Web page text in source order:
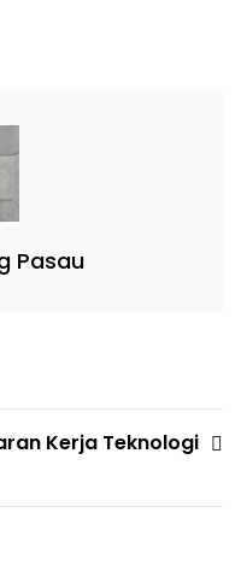
Pasau
Kerja Teknologi